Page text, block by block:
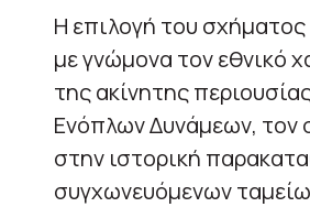
Η επιλογή του σχήματος
με γνώμονα τον εθνικό
της ακίνητης
Ενόπλων Δυνάμεων, τον
στην ιστορική
συγχωνευόμενων